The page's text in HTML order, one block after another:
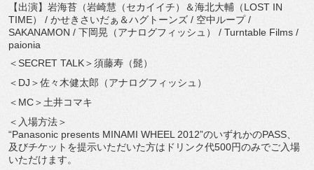
【出演】岩海苔（岩崎慧（セカイイチ）＆海北大輔（LOST IN
TIME） / かせきさいだぁ＆ハグトーンズ / 空中ループ /
SAKANAMON / 下岡晃（アナログフィッシュ） / Turntable Films /
paionia
＜SECRET TALK＞須藤寿（髭）
＜DJ＞佐々木健太郎（アナログフィッシュ）
＜MC＞土井コマキ
＜入場方法＞
“Panasonic presents MINAMI WHEEL 2012”のいずれかのPASS、
及びチケットを提示いただいた方はドリンク代500円のみでご入場
いただけます。